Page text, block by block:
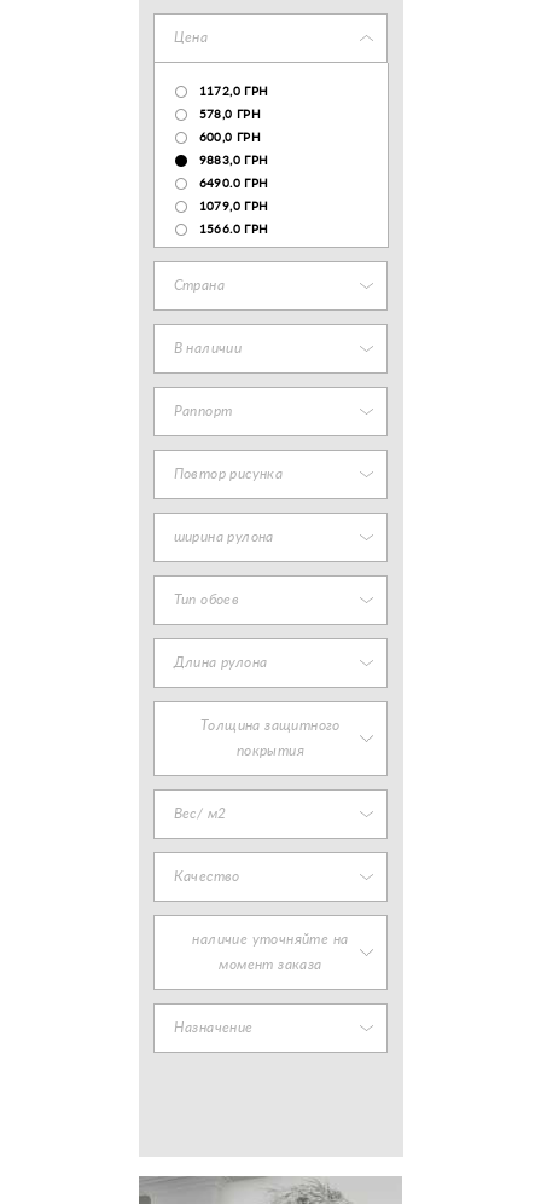
Цена
1172,0 ГРН
578,0 ГРН
600,0 ГРН
9883,0 ГРН
6490.0 ГРН
1079,0 ГРН
1566.0 ГРН
Страна
В наличии
Раппорт
Повтор рисунка
ширина рулона
Тип обоев
Длина рулона
Толщина защитного
покрытия
Вес/ м2
Качество
наличие уточняйте на
момент заказа
Назначение